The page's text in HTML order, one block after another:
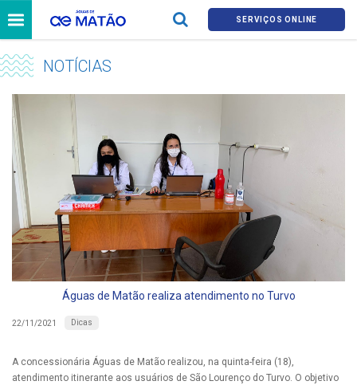
SERVIÇOS ONLINE
NOTÍCIAS
Águas de Matão realiza atendimento no Turvo
22/11/2021 Dicas
A concessionária Águas de Matão realizou, na quinta-feira (18),
atendimento itinerante aos usuários de São Lourenço do Turvo. O objetivo